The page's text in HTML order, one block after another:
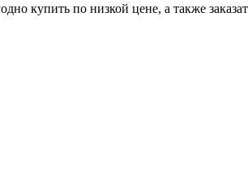
по низкой цене, а также